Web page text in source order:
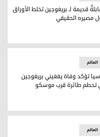
قديمة لـ بريغوجين تخلط الأوراق
مصيره الحقيقي
في تحطم طائرة قرب
العالم
تؤكد وفاة يفغيني بريغوجين
تحطم طائرة قرب موسكو
العالم